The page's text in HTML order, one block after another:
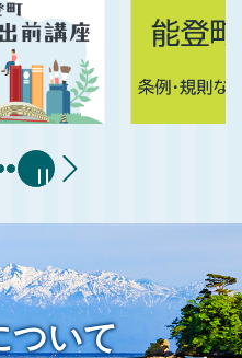
ついて